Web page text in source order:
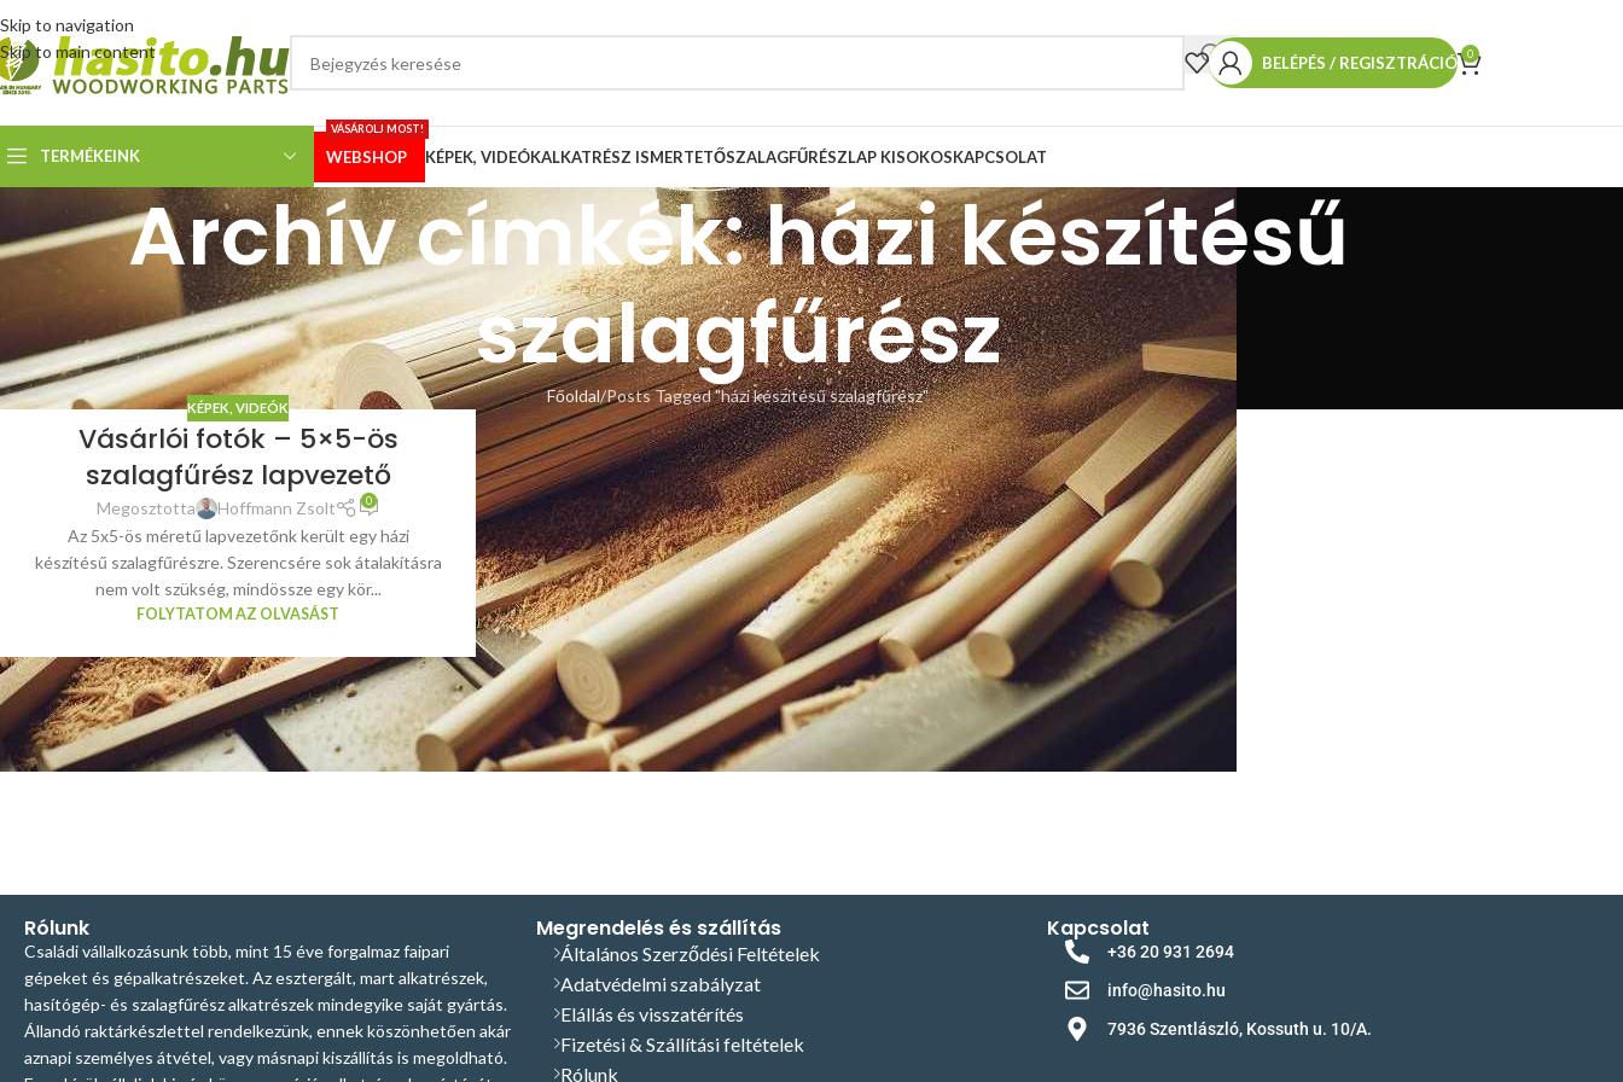
Skip to navigation
Skip to main content
BELÉPÉS / REGISZTRÁCIÓ 0
TERMÉKEINK WEBSHOP
VÁSÁROLJ MOST!
KÉPEK, VIDEÓKALKATRÉSZ ISMERTETŐSZALAGFŰRÉSZLAP KISOKOSKAPCSOLAT
Archív címkék: házi készítésű
szalagfűrész
Főoldal Posts Tagged "házi készítésű szalagfűrész"
KÉPEK, VIDEÓK
Vásárlói fotók – 5×5-ös
szalagfűrész lapvezető
Megosztotta Hoffmann Zsolt 0
Az 5x5-ös méretű lapvezetőnk került egy házi
készítésű szalagfűrészre. Szerencsére sok átalakításra
nem volt szükség, mindössze egy kör...
FOLYTATOM AZ OLVASÁST
Rólunk
Családi vállalkozásunk több, mint 15 éve forgalmaz faipari
gépeket és gépalkatrészeket. Az esztergált, mart alkatrészek,
hasítógép- és szalagfűrész alkatrészek mindegyike saját gyártás.
Állandó raktárkészlettel rendelkezünk, ennek köszönhetően akár
aznapi személyes átvétel, vagy másnapi kiszállítás is megoldható.
Megrendelés és szállítás
Általános Szerződési Feltételek
Adatvédelmi szabályzat
Elállás és visszatérítés
Fizetési & Szállítási feltételek
Rólunk
Kapcsolat
+36 20 931 2694
info@hasito.hu
7936 Szentlászló, Kossuth u. 10/A.